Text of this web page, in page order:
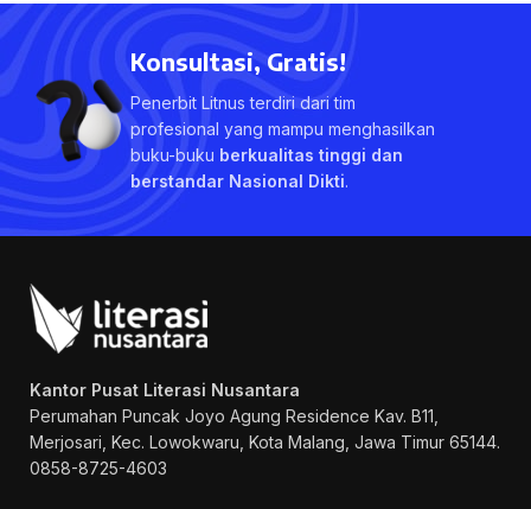
Konsultasi, Gratis!
Penerbit Litnus terdiri dari tim
profesional yang mampu menghasilkan
buku-buku berkualitas tinggi dan
berstandar Nasional Dikti.
Kantor Pusat Literasi Nusantara
Perumahan Puncak Joyo Agung Residence Kav. B11,
Merjosari, Kec. Lowokwaru, Kota Malang, Jawa Timur 65144.
0858-8725-4603